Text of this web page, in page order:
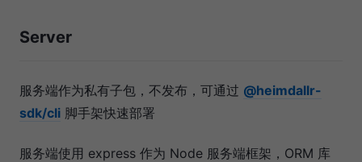
Server
服务端作为私有子包，不发布，可通过 @heimdallr-
sdk/cli 脚手架快速部署
服务端使用 express 作为 Node 服务端框架，ORM 库